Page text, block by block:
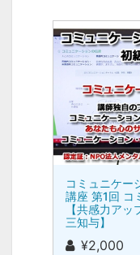
コミュニケー
講座 第1回 コ
【共感力ア
三知与】
¥2,000